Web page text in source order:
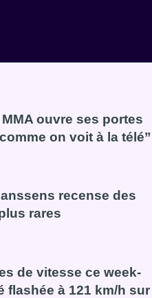
ouvre ses portes
on voit à la télé”
de MMA ouvre ses portes à
recense des
rares
Hanssens recense des
de vitesse ce week-
flashée à 121 km/h sur